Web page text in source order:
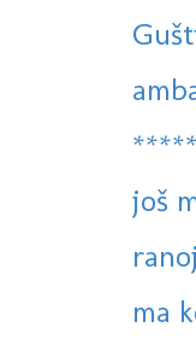
*****
još
ma